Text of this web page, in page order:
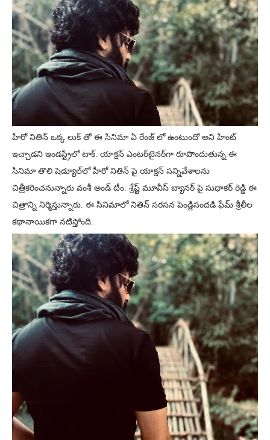
హీరో నితిన్ ఒక్క లుక్ తో ఈ సినిమా ఏ రేంజ్ లో ఉంటుందో అని హింట్
ఇచ్చాడని ఇండస్ట్రీలో టాక్. యాక్షన్ ఎంటర్‌టైనర్‌గా రూపొందుతున్న ఈ
సినిమా తొలి షెడ్యూల్‌లో హీరో నితిన్‌ పై యాక్షన్ సన్నివేశాలను
చిత్రీకరించనున్నారు వంశీ అండ్ టీం. శ్రేష్ట్ మూవీస్ బ్యానర్‌ పై సుధాకర్ రెడ్డి ఈ
చిత్రాన్ని నిర్మిస్తున్నారు. ఈ సినిమాలో నితిన్ సరసన పెండ్లిసందడి ఫేమ్ శ్రీలీల
కథానాయికగా నటిస్తోంది.